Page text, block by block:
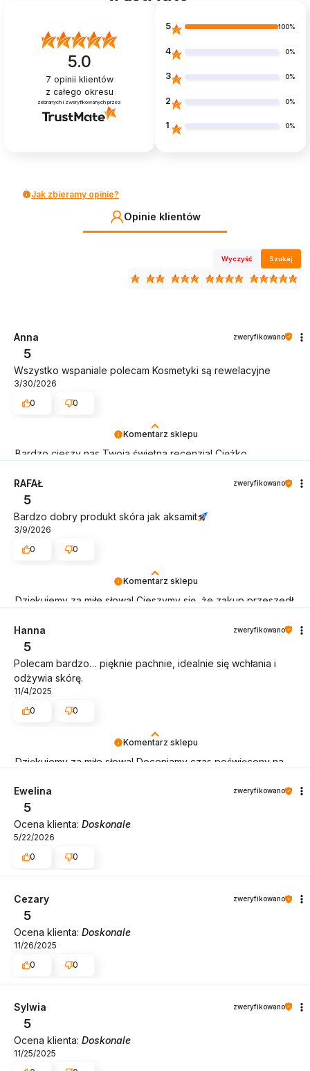
5.0
7 opinii klientów
z całego okresu
zebranych i zweryfikowanych przez
5 100%
4 0%
3 0%
2 0%
1 0%
Jak zbieramy opinie?
Opinie klientów
Wyczyść Szukaj
Komentarz sklepu
Bardzo cieszy nas Twoja świetna recenzja! Ciężko
i jesteśmy zadowoleni, że nam się udało. Mamy nadzieję, że
do nas wrócisz :) Pozdrawiamy
Anna zweryfikowano
5
Wszystko wspaniale polecam Kosmetyki są rewelacyjne
3/30/2026
0
0
Komentarz sklepu
Dziękujemy za miłe słowa! Cieszymy się, że zakup przeszedł
obsługę tak świetnym klientom. Dziękujemy raz jeszcze!
RAFAŁ zweryfikowano
5
Bardzo dobry produkt skóra jak aksamit
3/9/2026
0
0
Komentarz sklepu
Dziękujemy za miłe słowa! Doceniamy czas poświęcony na
szczęśliwi, że mamy takich klientów. Z pozdrowieniami,
obsługa sklepu.
Hanna zweryfikowano
5
Polecam bardzo… pięknie pachnie, idealnie się wchłania i
odżywia skórę.
11/4/2025
0
0
Ewelina zweryfikowano
5
Ocena klienta: Doskonale
5/22/2026
0
0
Cezary zweryfikowano
5
Ocena klienta: Doskonale
11/26/2025
0
0
Sylwia zweryfikowano
5
Ocena klienta: Doskonale
11/25/2025